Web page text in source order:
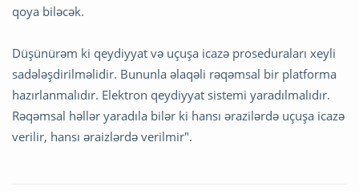
qoya biləcək.
Düşünürəm ki qeydiyyat və uçuşa icazə proseduraları xeyli
sadələşdirilməlidir. Bununla əlaqəli rəqəmsal bir platforma
hazırlanmalıdır. Elektron qeydiyyat sistemi yaradılmalıdır.
Rəqəmsal həllər yaradıla bilər ki hansı ərazilərdə uçuşa icazə
verilir, hansı əraizlərdə verilmir".